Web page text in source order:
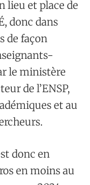
lieu et place de
donc dans
de façon
le ministère
de l’ENSP,
et au
donc en
en moins au